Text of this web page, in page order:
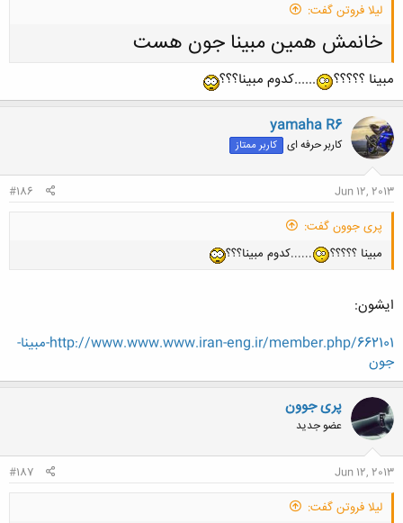
لیلا فروتن گفت:
خانمش همین مبینا جون هست
کلیک کنید تا باز شود...
مبینا ؟؟؟؟؟ ......کدوم مبینا؟؟؟
yamaha R6
کاربر حرفه ای کاربر ممتاز
Jun 12, 2013
#186
پری جوون گفت:
مبینا ؟؟؟؟؟
......کدوم مبینا؟؟؟
ایشون:
http://www.www.www.iran-eng.ir/member.php/662101-مبینا-
جون
پری جوون
عضو جدید
Jun 12, 2013
#187
لیلا فروتن گفت: